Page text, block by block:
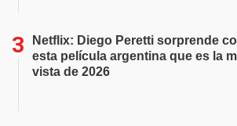
Netflix: Diego Peretti sorprende
esta película argentina que es la
vista de 2026